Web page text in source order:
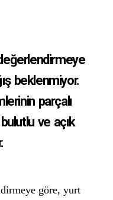
beklenmiyor.
parçalı
ve açık
göre, yurt